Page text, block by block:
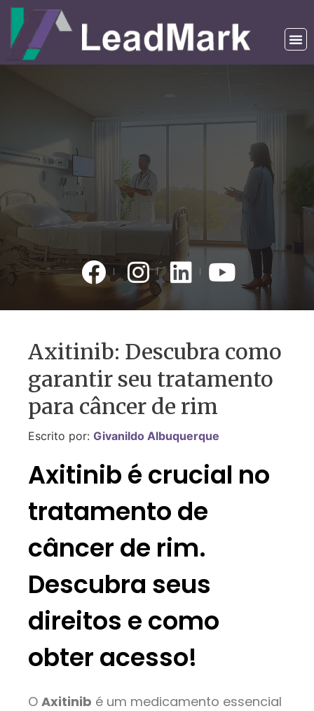
Axitinib: Descubra como
garantir seu tratamento
para câncer de rim
Escrito por: Givanildo Albuquerque
Axitinib é crucial no
tratamento de
câncer de rim.
Descubra seus
direitos e como
obter acesso!
O Axitinib é um medicamento essencial